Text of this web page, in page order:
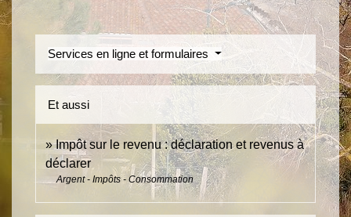
Services en ligne et formulaires
Et aussi
Impôt sur le revenu : déclaration et revenus à
déclarer
Argent - Impôts - Consommation